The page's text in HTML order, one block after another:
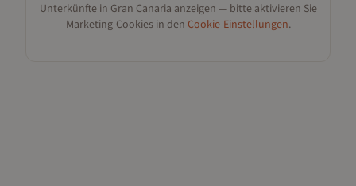
Unterkünfte in Gran Canaria anzeigen — bitte aktivieren Sie
Marketing-Cookies in den Cookie-Einstellungen.